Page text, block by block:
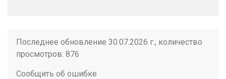
Последнее обновление 30.07.2026 г., количество
просмотров: 876
Сообщить об ошибке